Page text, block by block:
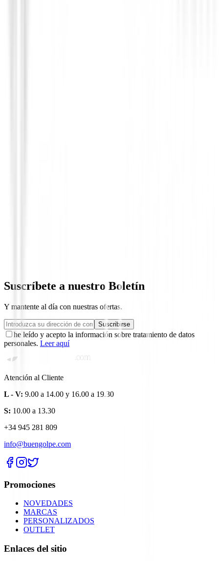
Suscríbete a nuestro Boletín
Y mantente al día con nuestras ofertas.
Suscribirse
he leído y acepto la información sobre tratamiento de datos
personales. Leer aquí
Atención al Cliente
L - V: 9.00 a 14.00 y 16.00 a 19.30
S: 10.00 a 13.30
+34 945 281 809
info@buengolpe.com
Promociones
NOVEDADES
MARCAS
PERSONALIZADOS
OUTLET
Enlaces del sitio